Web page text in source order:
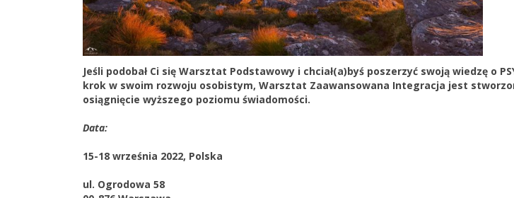
Jeśli podobał Ci się Warsztat Podstawowy i chciał(a)byś poszerzyć swoją wiedzę o
krok w swoim rozwoju osobistym, Warsztat Zaawansowana Integracja jest
osiągnięcie wyższego poziomu świadomości.
Data:
15-18 września 2022, Polska
ul. Ogrodowa 58